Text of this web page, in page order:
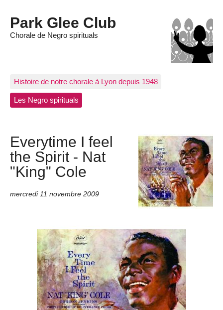
Park Glee Club
Chorale de Negro spirituals
Histoire de notre chorale à Lyon depuis 1948
Les Negro spirituals
Everytime I feel
the Spirit - Nat
"King" Cole
mercredi 11 novembre 2009